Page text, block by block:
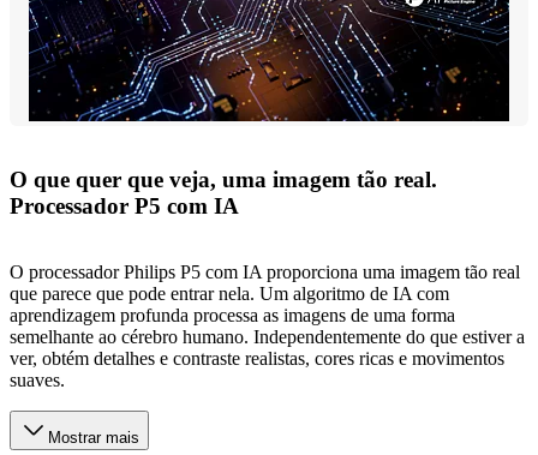
O que quer que veja, uma imagem tão real.
Processador P5 com IA
O processador Philips P5 com IA proporciona uma imagem tão real
que parece que pode entrar nela. Um algoritmo de IA com
aprendizagem profunda processa as imagens de uma forma
semelhante ao cérebro humano. Independentemente do que estiver a
ver, obtém detalhes e contraste realistas, cores ricas e movimentos
suaves.
Mostrar mais